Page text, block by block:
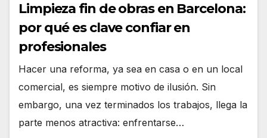
Limpieza fin de obras en Barcelona:
por qué es clave confiar en
profesionales
Hacer una reforma, ya sea en casa o en un local
comercial, es siempre motivo de ilusión. Sin
embargo, una vez terminados los trabajos, llega la
parte menos atractiva: enfrentarse…